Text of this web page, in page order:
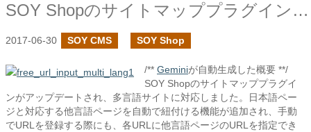
SOY Shopのサイトマッププラグインで多言語化対応しました
2017-06-30 SOY CMS SOY Shop
/** Geminiが自動生成した概要 **/
SOY Shopのサイトマッププラグイ
ンがアップデートされ、多言語サイトに対応しました。日本語ペー
ジと対応する他言語ページを自動で紐付ける機能が追加され、手動
でURLを登録する際にも、各URLに他言語ページのURLを指定でき